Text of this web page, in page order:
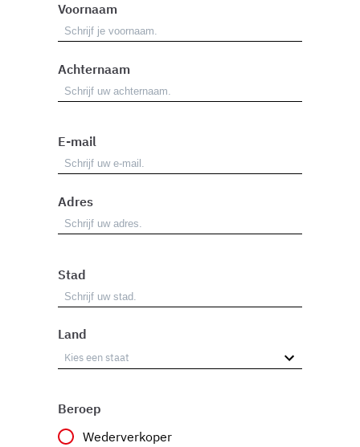
Voornaam
Achternaam
E-mail
Adres
Stad
Land
Beroep
Wederverkoper